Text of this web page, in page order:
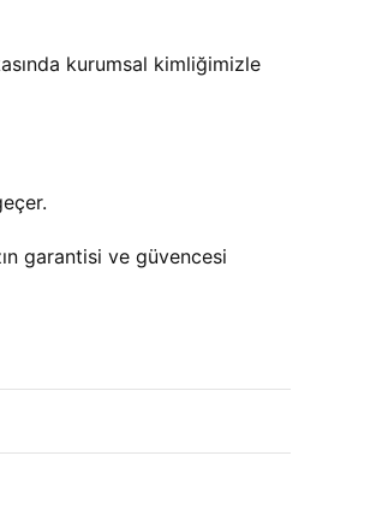
kurumsal kimliğimizle
garantisi ve güvencesi